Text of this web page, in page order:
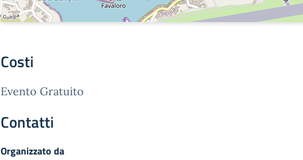
Costi
Evento Gratuito
Contatti
Organizzato da